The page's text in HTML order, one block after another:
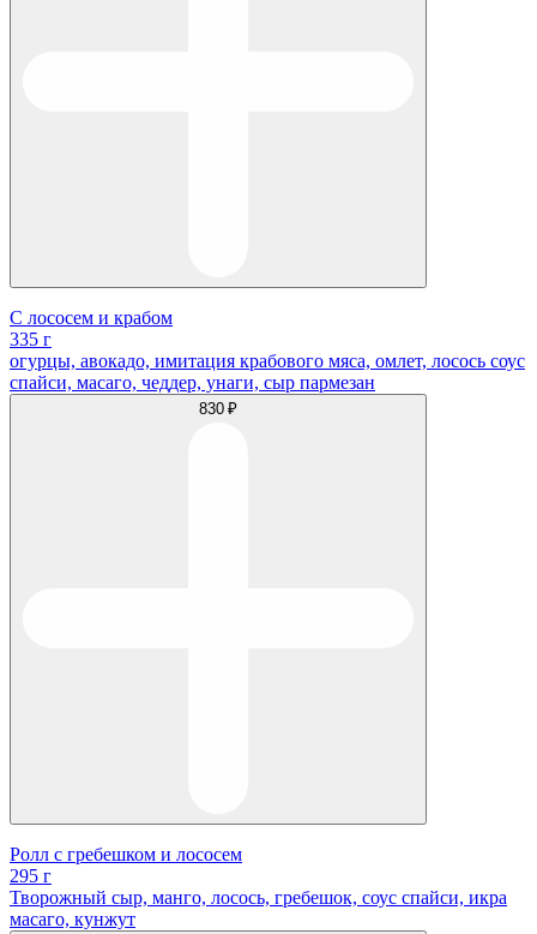
С лососем и крабом
335 г
огурцы, авокадо, имитация крабового мяса, омлет, лосось соус
спайси, масаго, чеддер, унаги, сыр пармезан
830 ₽
Ролл с гребешком и лососем
295 г
Творожный сыр, манго, лосось, гребешок, соус спайси, икра
масаго, кунжут